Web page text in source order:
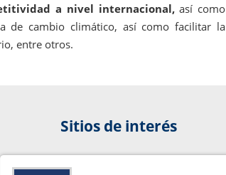
a nivel internacional,así como
de cambio climático, así como facilitar la
entre otros.
Sitios de interés